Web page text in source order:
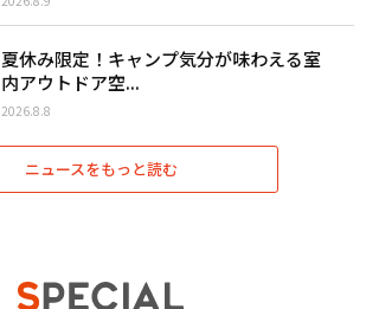
夏休み限定！キャンプ気分が味わえる室
内アウトドア空...
2026.8.8
ニュースをもっと読む